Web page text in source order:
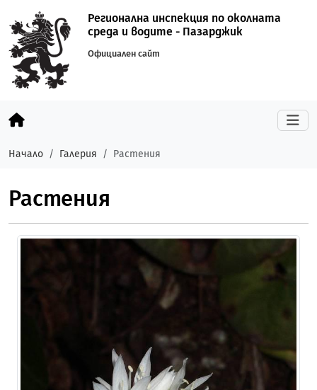
Регионална инспекция по околната
среда и водите - Пазарджик
Официален сайт
Начало Галерия Растения
Растения